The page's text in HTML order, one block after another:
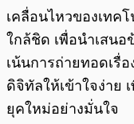
เคลื่อนไหวของเทคโ
ใกล้ชิด เพื่อนำเสน
เน้นการถ่ายทอดเรื่
ดิจิทัลให้เข้าใจง่าย
ยุคใหม่อย่างมั่นใจ